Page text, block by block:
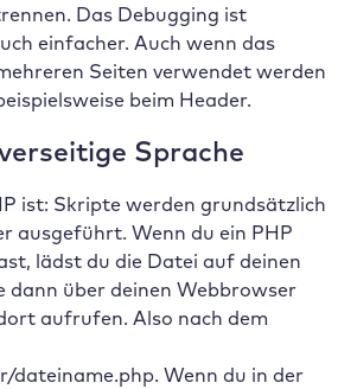
Das Debugging ist
einfacher. Auch wenn das
Seiten verwendet werden
beim Header.
Sprache
ist: Skripte werden grundsätzlich
ausgeführt. Wenn du ein PHP
lädst du die Datei auf deinen
dann über deinen Webbrowser
aufrufen. Also nach dem
dateiname.php. Wenn du in der